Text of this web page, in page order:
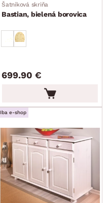
Šatníková skriňa
Bastian, bielená borovica
699.90 €
Iba e-shop